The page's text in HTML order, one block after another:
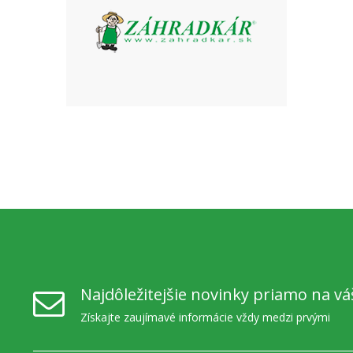
Najdôležitejšie novinky priamo na
Získajte zaujímavé informácie vždy medzi prvými